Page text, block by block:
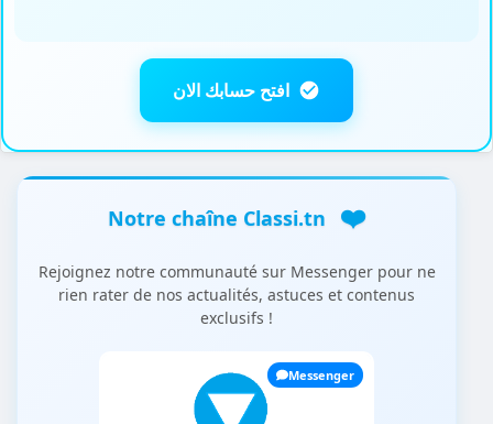
افتح حسابك الان
Notre chaîne Classi.tn ❤️
Rejoignez notre communauté sur Messenger pour ne
rien rater de nos actualités, astuces et contenus
exclusifs !
Messenger